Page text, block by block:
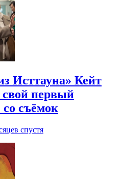
Исттауна» Кейт
свой первый
съёмок
спустя